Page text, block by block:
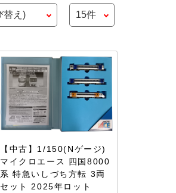
【中古】1/150(Nゲージ)
マイクロエース 四国8000
系 特急いしづち方転 3両
セット 2025年ロット